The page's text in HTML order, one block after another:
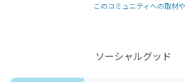
このコミュニティへの取材
ソーシャルグッド